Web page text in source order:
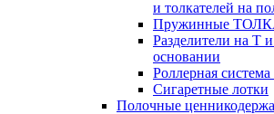
и толкателей на
Пружинные
Разделители на Т
основании
Роллерная
Сигаретные лотки
Полочные